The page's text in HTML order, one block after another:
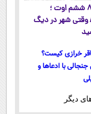
ساعت ۸:۱۵ ششم اوت ؛
وقتی شهر در دیگ
خرازی کیست؟
جنجالی با ادعاها و
دیگر